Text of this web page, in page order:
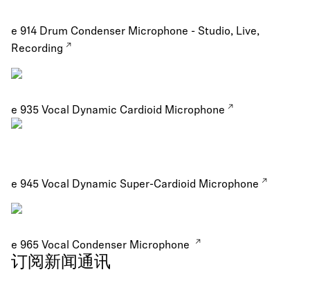
e 914 Drum Condenser Microphone - Studio, Live,
Recording
e 935 Vocal Dynamic Cardioid Microphone
e 945 Vocal Dynamic Super-Cardioid Microphone
e 965 Vocal Condenser Microphone
订阅新闻通讯